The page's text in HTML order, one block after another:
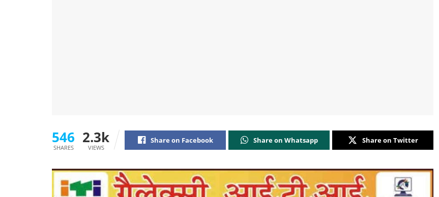
546
SHARES
2.3k
VIEWS
Share on Facebook Share on Whatsapp Share on Twitter